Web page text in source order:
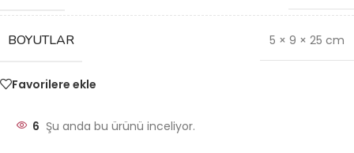
BOYUTLAR 5 × 9 × 25 cm
Favorilere ekle
6 Şu anda bu ürünü inceliyor.